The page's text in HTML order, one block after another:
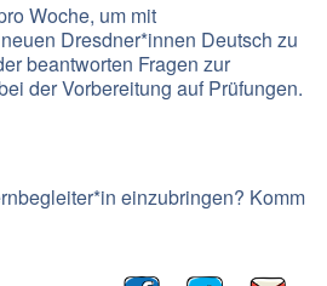
Woche, um mit
Dresdner*innen Deutsch zu
beantworten Fragen zur
der Vorbereitung auf Prüfungen.
einzubringen? Komm